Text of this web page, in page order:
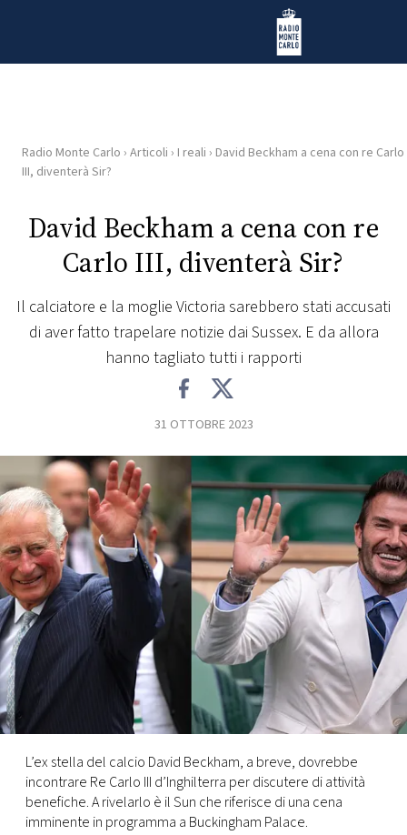
Radio Monte Carlo
HOME
RADIO
WEB
PLAYLIST
CONCORSI
EVENTI
VIDEO
TV
PRINCIPATO
DI
RMC
CONSIGLIA
Radio Monte Carlo › Articoli › I reali › David Beckham a cena con re Carlo
III, diventerà Sir?
David Beckham a cena con re
Carlo III, diventerà Sir?
Il calciatore e la moglie Victoria sarebbero stati accusati
di aver fatto trapelare notizie dai Sussex. E da allora
hanno tagliato tutti i rapporti
31 OTTOBRE 2023
L’ex stella del calcio David Beckham, a breve, dovrebbe
incontrare Re Carlo III d’Inghilterra per discutere di attività
benefiche. A rivelarlo è il Sun che riferisce di una cena
imminente in programma a Buckingham Palace.